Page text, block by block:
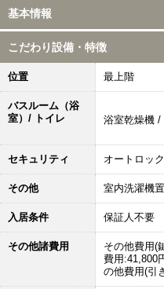
基本情報
こだわり設備・特徴
位置 最上階
バスルーム（浴
室）/ トイレ
浴室乾燥機 /
セキュリティ オートロッ
その他 室内洗濯機
入居条件 保証人不要
その他諸費用
その他費用(
費用:41,800
の他費用(引